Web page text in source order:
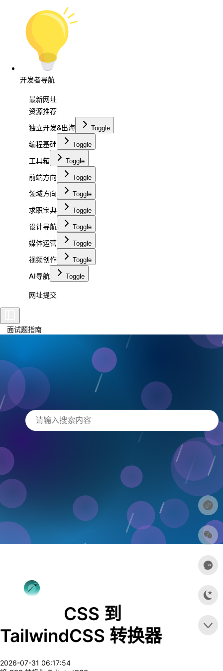
开发者导航
最新网址
资源推荐
独立开发&出海
Toggle
编程基础 Toggle
工具箱 Toggle
前端方向 Toggle
领域方向 Toggle
求职宝典 Toggle
设计导航 Toggle
媒体运营 Toggle
视频创作 Toggle
AI导航 Toggle
网址提交
面试题指南
CSS 到
TailwindCSS 转换器
2026-07-31 06:17:54